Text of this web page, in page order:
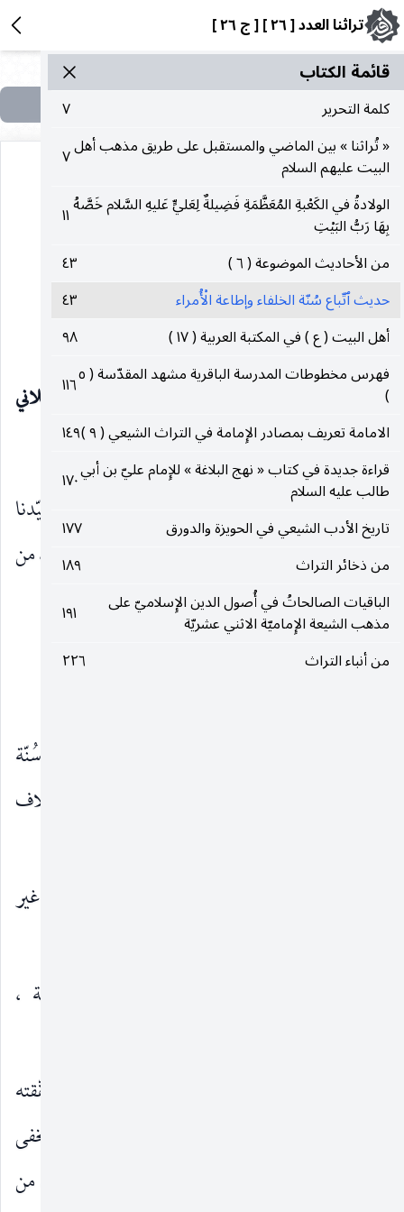
تراثنا العدد [ ٢٦ ] [ ج ٢٦ ]
قائمة الکتاب
كلمة التحرير
٧
« تُراثنا » بين الماضي والمستقبل على طريق مذهب أهل
البيت عليهم السلام
٧
الولادةُ في الكَعْبةِ المُعَظَّمَةِ فَضِيلةٌ لِعَليٍّ عَليهِ السَّلام خَصَّهُ
بِهَا رَبُّ البَيْتِ
١١
من الأحاديث الموضوعة ( ٦ )
٤٣
حديث ٱتّباع سُنّة الخلفاء وإطاعة الْأُمراء
٤٣
أهل البيت ( ع ) في المكتبة العربية ( ١٧ )
٩٨
فهرس مخطوطات المدرسة الباقرية مشهد المقدّسة ( ٥
)
١١٦
الامامة تعريف بمصادر الإِمامة في التراث الشيعي ( ٩ )
١٤٩
قراءة جديدة في كتاب « نهج البلاغة » للإِمام عليّ بن أبي
طالب عليه السلام
١٧٠
تاريخ الأدب الشيعي في الحويزة والدورق
١٧٧
من ذخائر التراث
١٨٩
الباقيات الصالحاتُ في أُصول الدين الإِسلاميّ على
مذهب الشيعة الإِماميّة الاثني عشريّة
١٩١
من أنباء التراث
٢٢٦
من الأحاديث
الموضوعة (٦)
حديث ٱتّباع سُنّة الخلفاء وإطاعة الْأُمراء
السيّد عليّ الحسيني الميلاني
بسم الله الرحمن الرحيم
الحمد لله ربّ العالمين ، والصلاة والسلام على سيّدنا
محمّد وآله الطاهرين ، ولعنة الله على أعدائهم أجمعين ، من
الأوّلين والآخرين . . .
وبعد ،
إنّه حديث في وجوب إطاعة الْأُمراء واتّباع سُنّة
الخلفاء الراشدين وإنْ كانت السُنّة والإِمارة على خلاف
أخرَجوه في غير واحدٍ من أهمّ أسفارهم ، وجعله غير
ثمّ اتّخذوه مستنداً لتبرير أُمورٍ وأحكامٍ سابقة ،
لقد بحثت عن هذا الحديث بحثاً شاملاً ، وحقّقته
تحقيقاً كاملاً ، فجاءت رسالة نافعة للمحقّقين ، لا تخفى
فوائدها على الباحثين . . فإليهم أُقدّم هذا الجهد ، والله من